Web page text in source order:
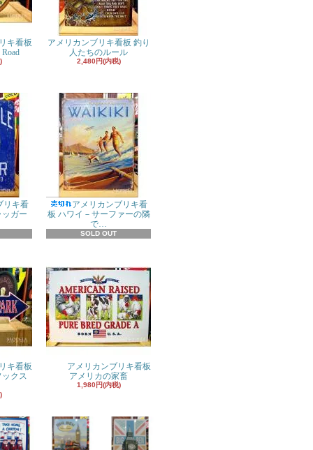
キ看板
アメリカンブリキ看板 釣り
人たちのルール
2,480円(内税)
リキ看
ガー
アメリカンブリキ看
板 ハワイ－サーファーの隣
で…
SOLD OUT
キ看板
ックス
アメリカンブリキ看板
アメリカの家畜
1,980円(内税)